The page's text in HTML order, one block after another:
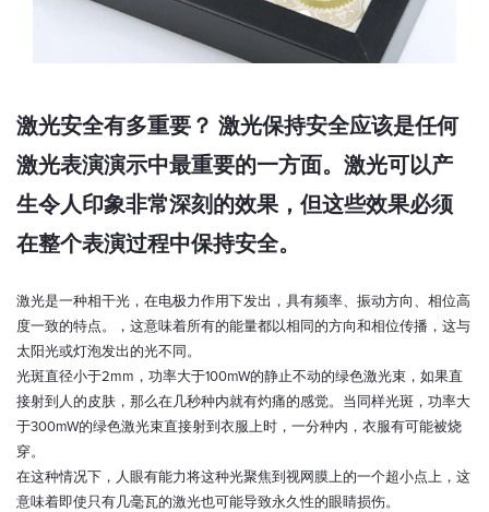
激光安全有多重要？ 激光保持安全应该是任何
激光表演演示中最重要的一方面。激光可以产
生令人印象非常深刻的效果，但这些效果必须
在整个表演过程中保持安全。
激光是一种相干光，在电极力作用下发出，具有频率、振动方向、相位高
度一致的特点。，这意味着所有的能量都以相同的方向和相位传播，这与
太阳光或灯泡发出的光不同。
光斑直径小于2mm，功率大于100mW的静止不动的绿色激光束，如果直
接射到人的皮肤，那么在几秒种内就有灼痛的感觉。当同样光斑，功率大
于300mW的绿色激光束直接射到衣服上时，一分种内，衣服有可能被烧
穿。
在这种情况下，人眼有能力将这种光聚焦到视网膜上的一个超小点上，这
意味着即使只有几毫瓦的激光也可能导致永久性的眼睛损伤。